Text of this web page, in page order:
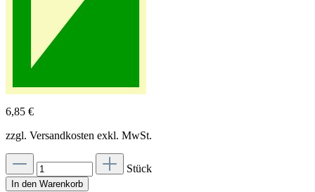
6,85 €
zzgl. Versandkosten exkl. MwSt.
Stück
In den Warenkorb